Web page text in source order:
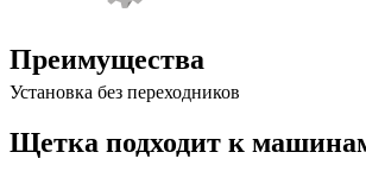
Преимущества
Установка без переходников
Щетка подходит к